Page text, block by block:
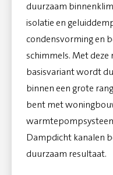
duurzaam
isolatie en
condensvorming en
schimmels. Met
basisvariant wordt
binnen een grote
bent met
Dampdicht kanalen
duurzaam resultaat.